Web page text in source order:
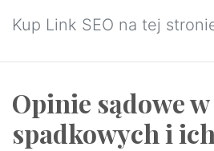
Kup Link SEO na tej
Opinie sądowe
spadkowych i